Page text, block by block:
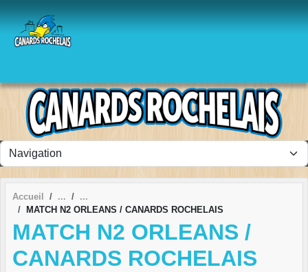
Accueil
MATCH N2 ORLEANS / CANARDS ROCHELAIS
MATCH N2 ORLEANS /
CANARDS ROCHELAIS